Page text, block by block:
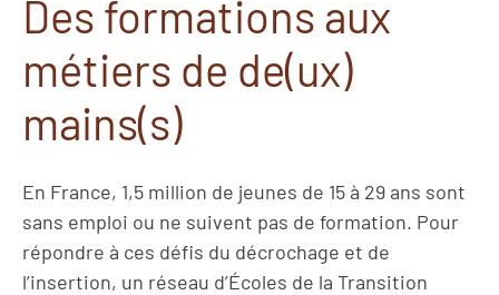
Des formations aux
métiers de de(ux)
mains(s)
En France, 1,5 million de jeunes de 15 à 29 ans sont
sans emploi ou ne suivent pas de formation. Pour
répondre à ces défis du décrochage et de
l’insertion, un réseau d’Écoles de la Transition